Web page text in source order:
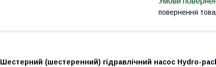
повернення
Шестерний (шестеренний) гідравлічний насос Hydro-